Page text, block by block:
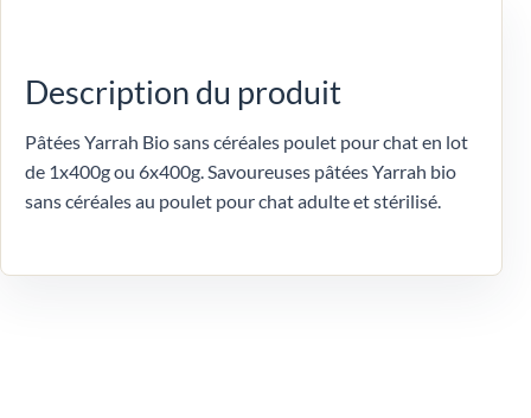
Description du produit
Pâtées Yarrah Bio sans céréales poulet pour chat en lot
de 1x400g ou 6x400g. Savoureuses pâtées Yarrah bio
sans céréales au poulet pour chat adulte et stérilisé.